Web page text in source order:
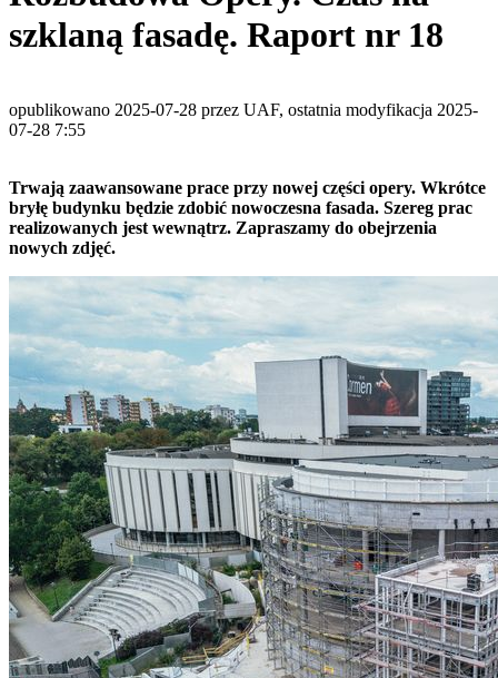
szklaną fasadę. Raport nr 18
opublikowano 2025-07-28 przez UAF, ostatnia modyfikacja 2025-
07-28 7:55
Trwają zaawansowane prace przy nowej części opery. Wkrótce
bryłę budynku będzie zdobić nowoczesna fasada. Szereg prac
realizowanych jest wewnątrz. Zapraszamy do obejrzenia
nowych zdjęć.